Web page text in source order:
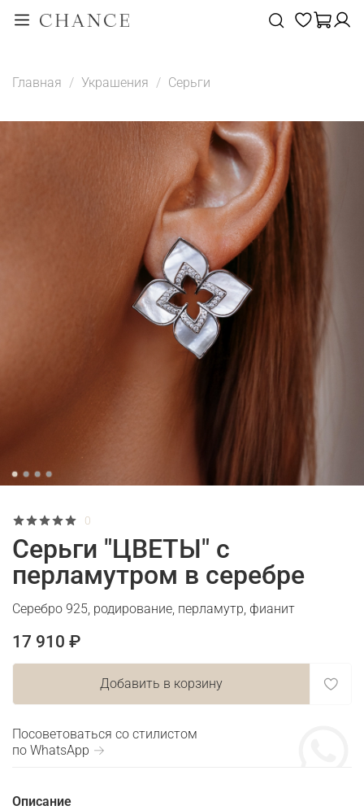
Главная Украшения Серьги
0
Серьги "ЦВЕТЫ" с
перламутром в серебре
Серебро 925, родирование, перламутр, фианит
17 910 ₽
Добавить в корзину
Посоветоваться со стилистом
по WhatsApp →
Описание